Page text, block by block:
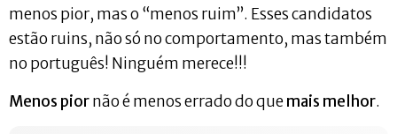
menos pior, mas o “menos ruim”. Esses candidatos
estão ruins, não só no comportamento, mas também
no português! Ninguém merece!!!
Menos piornão é menos errado do quemais melhor.